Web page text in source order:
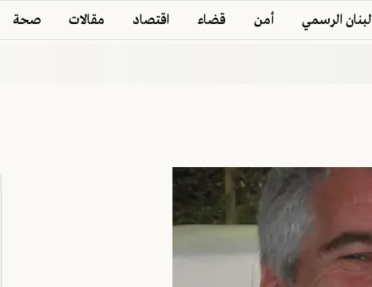
لبنان الرسمي أمن قضاء اقتصاد مقالات صحة